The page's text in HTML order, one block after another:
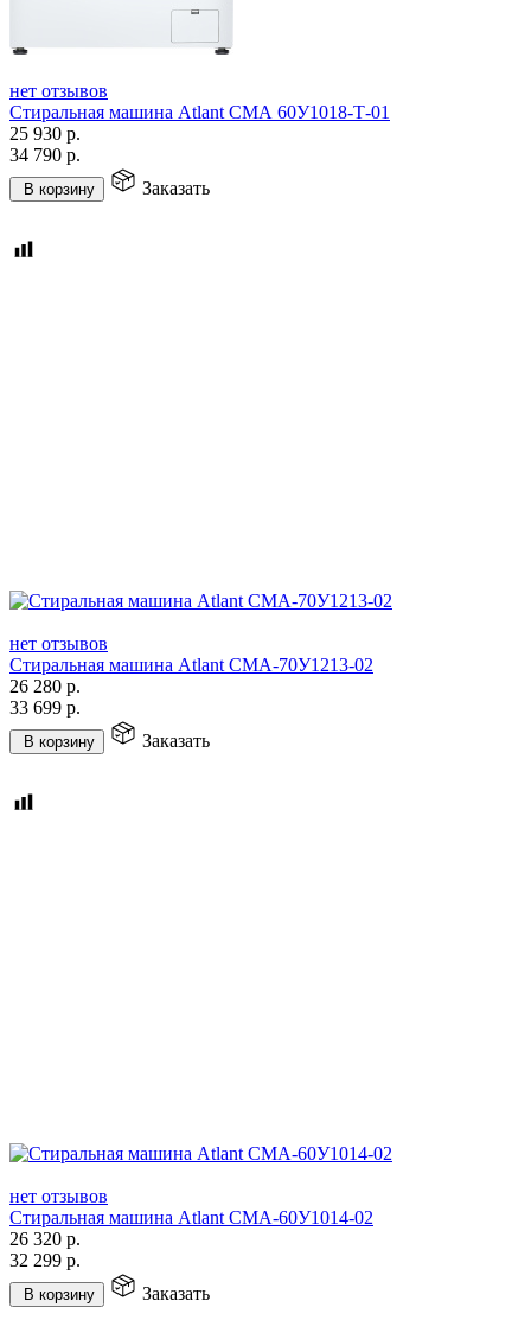
нет отзывов
Стиральная машина Atlant СМА 60У1018-Т-01
25 930 р.
34 790 р.
В корзину Заказать
нет отзывов
Стиральная машина Atlant СМА-70У1213-02
26 280 р.
33 699 р.
В корзину Заказать
нет отзывов
Стиральная машина Atlant СМА-60У1014-02
26 320 р.
32 299 р.
В корзину Заказать